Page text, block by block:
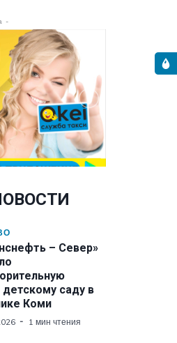
-
– Север»
саду в
Коми
1 мин чтения